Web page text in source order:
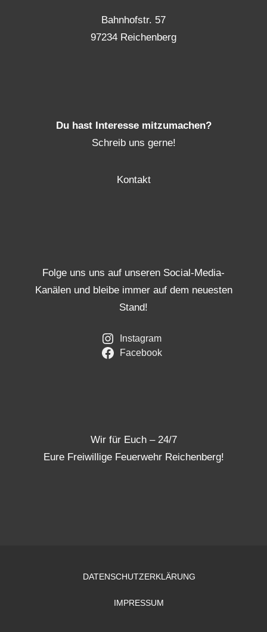
Bahnhofstr. 57
97234 Reichenberg
Du hast Interesse mitzumachen?
Schreib uns gerne!
Kontakt
Folge uns uns auf unseren Social-Media-
Kanälen und bleibe immer auf dem neuesten
Stand!
Instagram
Facebook
Wir für Euch – 24/7
Eure Freiwillige Feuerwehr Reichenberg!
DATENSCHUTZERKLÄRUNG
IMPRESSUM